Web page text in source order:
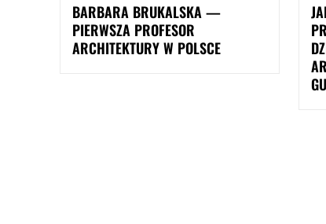
BARBARA BRUKALSKA —
PIERWSZA PROFESOR
ARCHITEKTURY W POLSCE